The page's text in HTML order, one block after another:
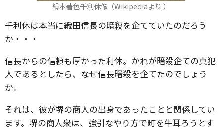
絹本著色千利休像（Wikipediaより ）
千利休は本当に織田信長の暗殺を企てていたのだろう
か・・・
信長からの信頼も厚かった利休。かれが暗殺企ての真犯
人であるとしたら、なぜ信長暗殺を企てたのでしょう
か。
それは、彼が堺の商人の出身であったことと関係してい
ます。堺の商人衆は、強引なやり方で町を牛耳ろうとす